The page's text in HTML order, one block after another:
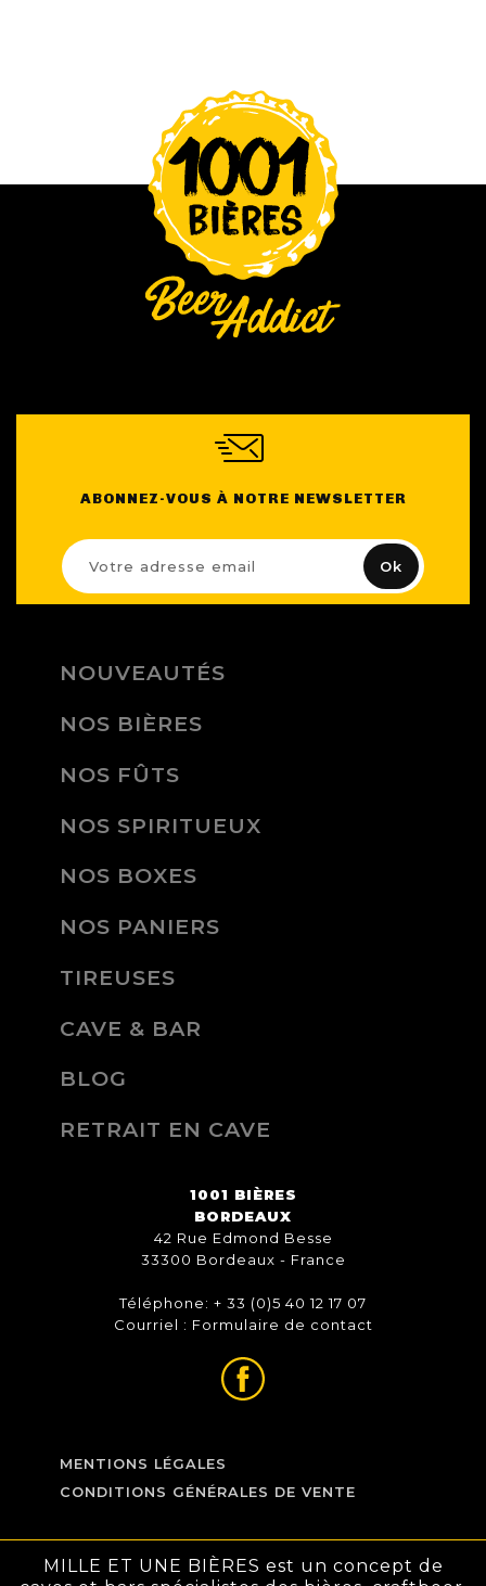
ABONNEZ-VOUS À NOTRE NEWSLETTER
NOUVEAUTÉS
NOS BIÈRES
NOS FÛTS
NOS SPIRITUEUX
NOS BOXES
NOS PANIERS
TIREUSES
CAVE & BAR
BLOG
RETRAIT EN CAVE
1001 BIÈRES
BORDEAUX
42 Rue Edmond Besse
33300 Bordeaux - France
Téléphone: + 33 (0)5 40 12 17 07
Courriel : Formulaire de contact
MENTIONS LÉGALES
CONDITIONS GÉNÉRALES DE VENTE
MILLE ET UNE BIÈRES est un concept de